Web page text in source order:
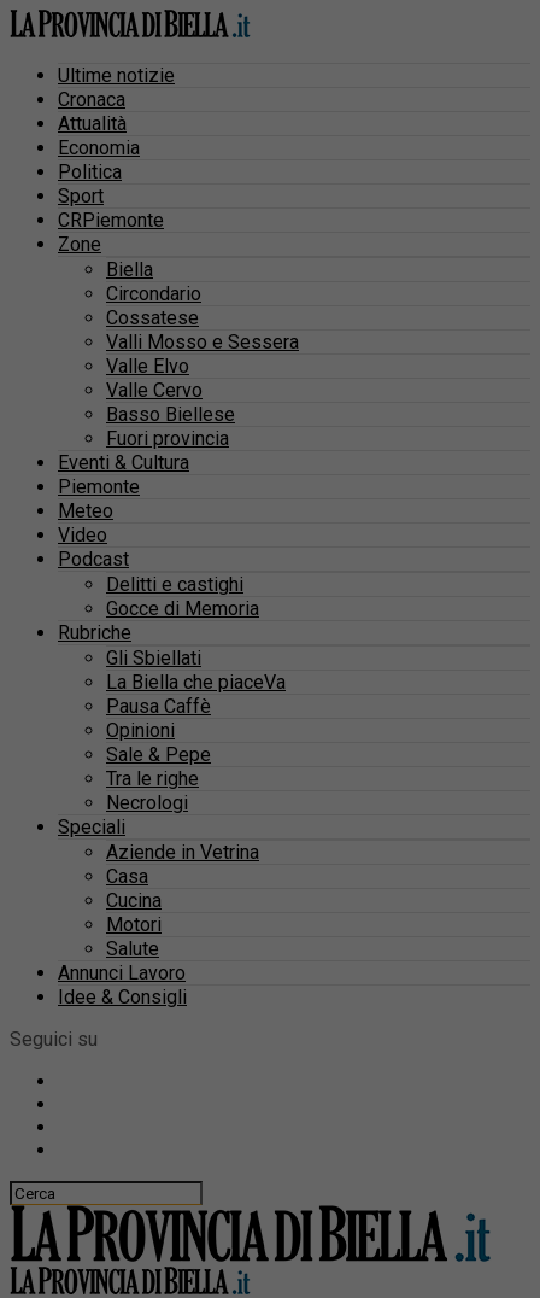
Ultime notizie
Cronaca
Attualità
Economia
Politica
Sport
CRPiemonte
Zone
Biella
Circondario
Cossatese
Valli Mosso e Sessera
Valle Elvo
Valle Cervo
Basso Biellese
Fuori provincia
Eventi & Cultura
Piemonte
Meteo
Video
Podcast
Delitti e castighi
Gocce di Memoria
Rubriche
Gli Sbiellati
La Biella che piaceVa
Pausa Caffè
Opinioni
Sale & Pepe
Tra le righe
Necrologi
Speciali
Aziende in Vetrina
Casa
Cucina
Motori
Salute
Annunci Lavoro
Idee & Consigli
Seguici su